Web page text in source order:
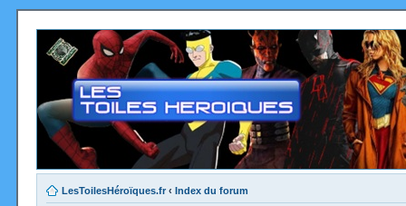
LesToilesHéroïques.fr ‹ Index du forum